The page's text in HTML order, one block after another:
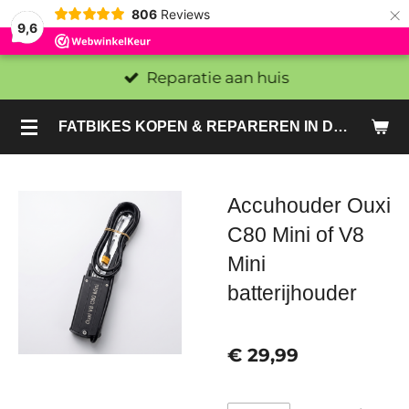
9,6
806 Reviews ×
FATBIKES KOPEN & REPAREREN IN DEN HAAG EN ZOETERMEER - SACHE BIKES
Reparatie aan huis
Accuhouder Ouxi
C80 Mini of V8
Mini
batterijhouder
€ 29,99